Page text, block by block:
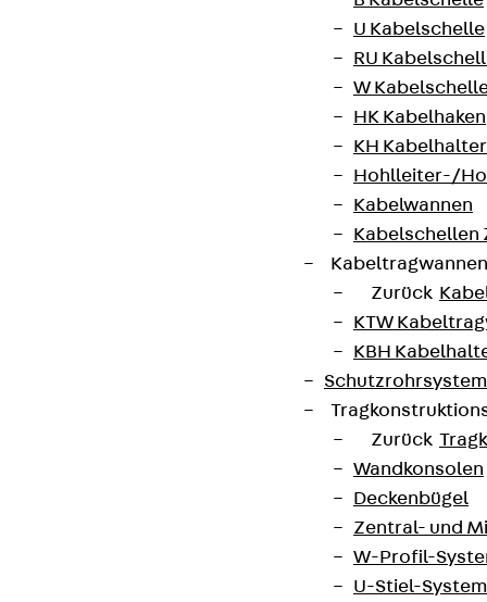
U Kabelschelle
RU
W
HK Kabelhaken
KH Kabelhalter
Hohlleiter-/
Kabelwannen
Kabelschellen
Zurück
KTW
KBH
Zurück
Wandkonsolen
Deckenbügel
Zentral- und
W-Profil-
U-Stiel-System